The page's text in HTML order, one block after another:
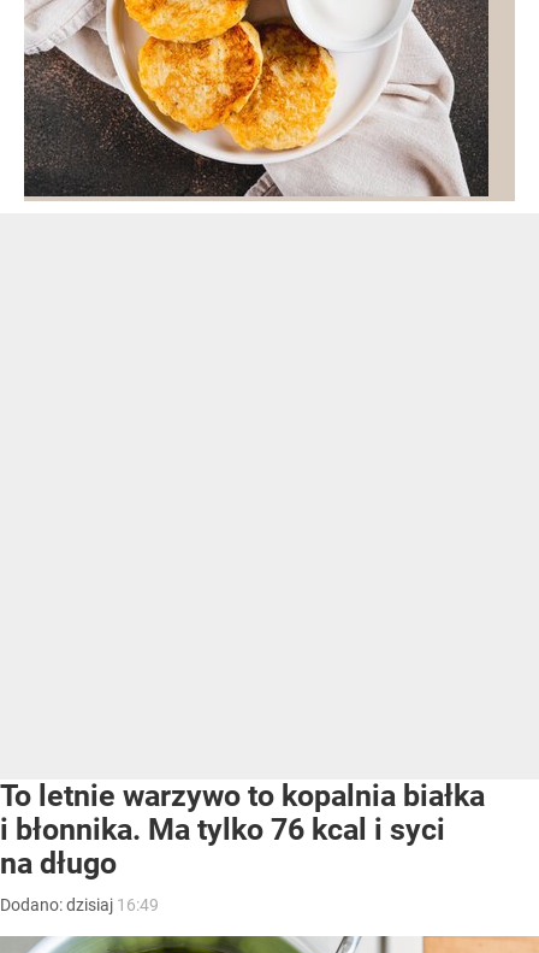
To letnie warzywo to kopalnia białka
i błonnika. Ma tylko 76 kcal i syci
na długo
Dodano:dzisiaj 16:49